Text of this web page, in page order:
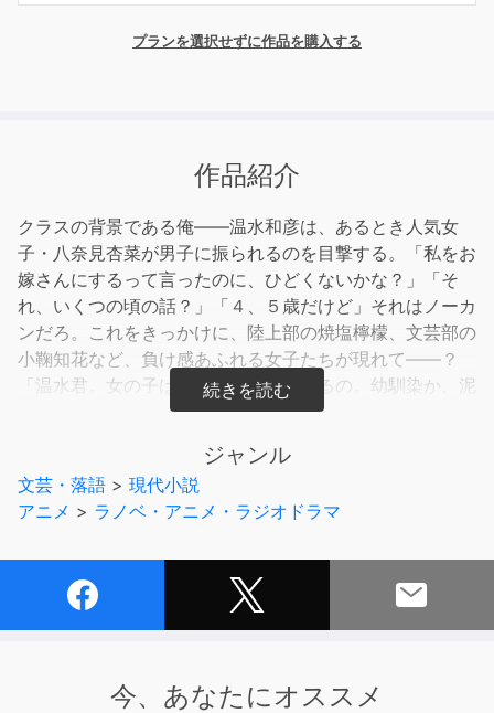
プランを選択せずに作品を購入する
作品紹介
クラスの背景である俺――温水和彦は、あるとき人気女
子・八奈見杏菜が男子に振られるのを目撃する。「私をお
嫁さんにするって言ったのに、ひどくないかな？」「そ
れ、いくつの頃の話？」「４、５歳だけど」それはノーカ
ンだろ。これをきっかけに、陸上部の焼塩檸檬、文芸部の
小鞠知花など、負け感あふれる女子たちが現れて――？
「温水君。女の子は２種類に分けられるの。幼馴染か、泥
棒猫か」「なるほど、大胆な分類だ」負けてこそ輝く彼女
れる謎の青春が、ここに幕を開ける！
レーベル：ガガガ文庫
出版社：小学館
ジャンル
文芸・落語 > 現代小説
アニメ > ラノベ・アニメ・ラジオドラマ
今、あなたにオススメ